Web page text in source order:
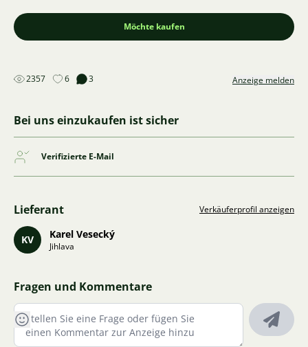
Möchte kaufen
2357 6 3 Anzeige melden
Bei uns einzukaufen ist sicher
Verifizierte E-Mail
Lieferant Verkäuferprofil anzeigen
KV Karel Vesecký
Jihlava
Fragen und Kommentare